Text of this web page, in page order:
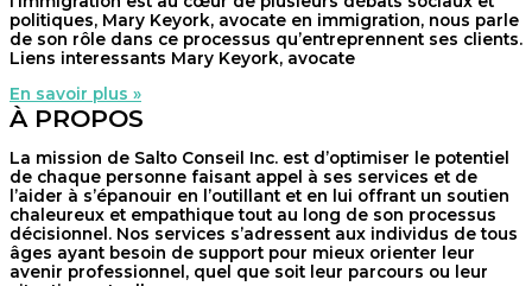
politiques, Mary Keyork, avocate en immigration, nous parle
de son rôle dans ce processus qu’entreprennent ses clients.
Liens interessants Mary Keyork, avocate
En savoir plus »
À PROPOS
La mission de Salto Conseil Inc. est d’optimiser le potentiel
de chaque personne faisant appel à ses services et de
l’aider à s’épanouir en l’outillant et en lui offrant un soutien
chaleureux et empathique tout au long de son processus
décisionnel. Nos services s’adressent aux individus de tous
âges ayant besoin de support pour mieux orienter leur
avenir professionnel, quel que soit leur parcours ou leur